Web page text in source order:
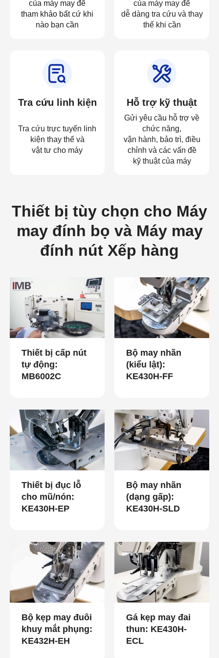
của máy may để
tham khảo bất cứ khi
nào bạn cần
của máy may để
dễ dàng tra cứu và thay
thế khi cần
Tra cứu linh kiện
Tra cứu trực tuyến linh
kiện thay thế và
vật tư cho máy
Hỗ trợ kỹ thuật
Gửi yêu cầu hỗ trợ về
chức năng,
vận hành, bảo trì, điều
chỉnh và các vấn đề
kỹ thuật của máy
Thiết bị tùy chọn cho Máy
may đính bọ và Máy may
đính nút Xếp hàng
Thiết bị cấp nút
tự động:
MB6002C
Bộ may nhãn
(kiểu lật):
KE430H-FF
Thiết bị đục lỗ
cho mũ/nón:
KE430H-EP
Bộ may nhãn
(dạng gấp):
KE430H-SLD
Bộ kẹp may đuôi
khuy mắt phụng:
KE432H-EH
Gá kẹp may đai
thun: KE430H-
ECL